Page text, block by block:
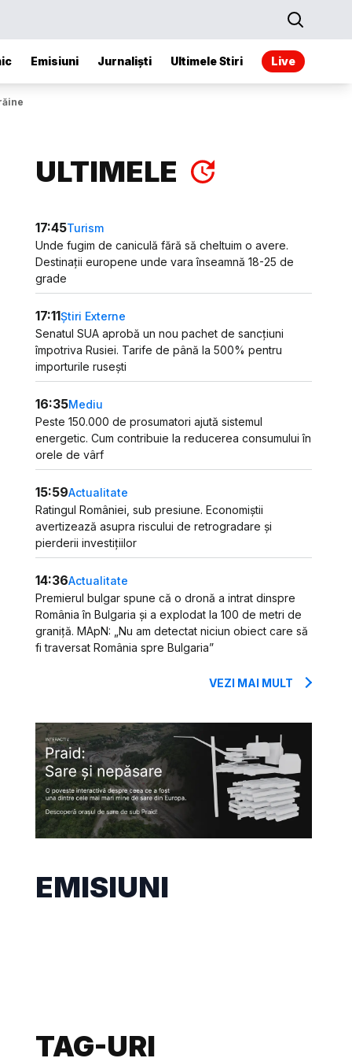
Emisiuni Jurnaliști Ultimele Stiri Live
ULTIMELE
17:45Turism
Unde fugim de caniculă fără să cheltuim o avere.
Destinații europene unde vara înseamnă 18-25 de
grade
17:11Știri Externe
Senatul SUA aprobă un nou pachet de sancțiuni
împotriva Rusiei. Tarife de până la 500% pentru
importurile rusești
16:35Mediu
Peste 150.000 de prosumatori ajută sistemul
energetic. Cum contribuie la reducerea consumului în
orele de vârf
15:59Actualitate
Ratingul României, sub presiune. Economiștii
avertizează asupra riscului de retrogradare și
pierderii investițiilor
14:36Actualitate
Premierul bulgar spune că o dronă a intrat dinspre
România în Bulgaria și a explodat la 100 de metri de
graniță. MApN: „Nu am detectat niciun obiect care să
fi traversat România spre Bulgaria”
VEZI MAI MULT
EMISIUNI
TAG-URI